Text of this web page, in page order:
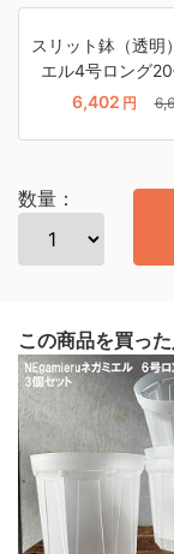
スリット鉢（透明
エル4号ロング
6,402 円
数量：
この商品を買っ